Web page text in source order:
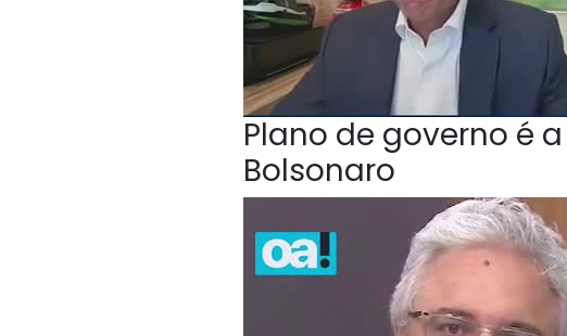
Plano de governo é
Bolsonaro